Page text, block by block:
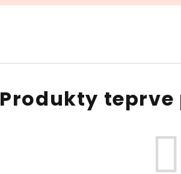
Produkty